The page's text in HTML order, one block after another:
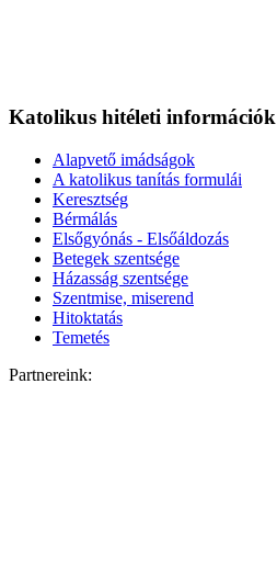
Katolikus hitéleti információk
Alapvető imádságok
A katolikus tanítás formulái
Keresztség
Bérmálás
Elsőgyónás - Elsőáldozás
Betegek szentsége
Házasság szentsége
Szentmise, miserend
Hitoktatás
Temetés
Partnereink: